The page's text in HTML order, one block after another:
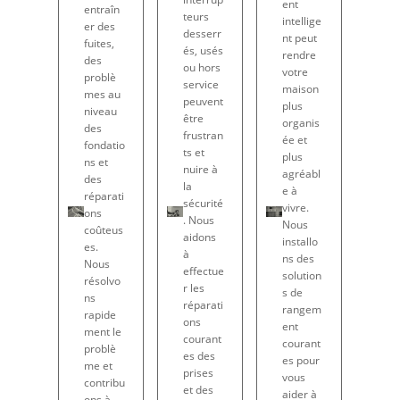
entraîn
er des
fuites,
des
problè
mes au
niveau
des
fondatio
ns et
des
réparati
ons
coûteus
es.
Nous
résolvo
ns
rapide
ment le
problè
me et
contribu
teurs
desserr
és, usés
ou hors
service
peuvent
être
frustran
ts et
nuire à
la
sécurité
. Nous
aidons
à
effectue
r les
réparati
ons
courant
es des
prises
et des
ent
intellige
nt peut
rendre
votre
maison
plus
organis
ée et
plus
agréabl
e à
vivre.
Nous
installo
ns des
solution
s de
rangem
ent
courant
es pour
vous
aider à